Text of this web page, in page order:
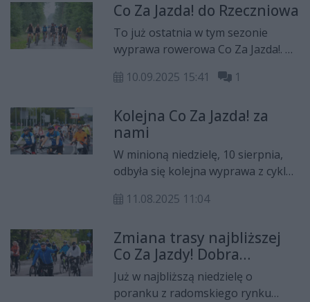
uczestników czekały smakowite
potrawy przygotowane przez koła
gospodyń wiejskich i nagrody
związane z podsumowaniem
sezonu.
Co Za Jazda! do Rzeczniowa
To już ostatnia w tym sezonie
wyprawa rowerowa Co Za Jazda!. W
wyruszą do Rzeczniowa. Na mecie
nagrodami, medale i poczęstunek.
Chętni będą też mogli wziąć udział
w Festiwalu Smaków.
10.09.2025 15:41 1
Kolejna Co Za Jazda! za
nami
W minioną niedzielę, 10 sierpnia,
odbyła się kolejna wyprawa z cyklu
wybrali się do Garbatki-Letnisko.
11.08.2025 11:04
Zmiana trasy najbliższej
Co Za Jazdy! Dobra
wiadomość dla szosowców
- będzie tylko asfalt!
Już w najbliższą niedzielę o
poranku z radomskiego rynku